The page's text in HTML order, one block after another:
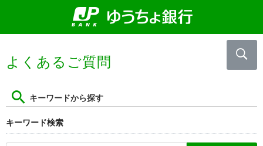
よくあるご質問
キーワードから探す
キーワード検索